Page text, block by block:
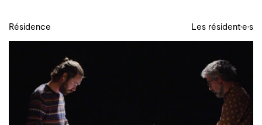
Résidence Les résident·e·s